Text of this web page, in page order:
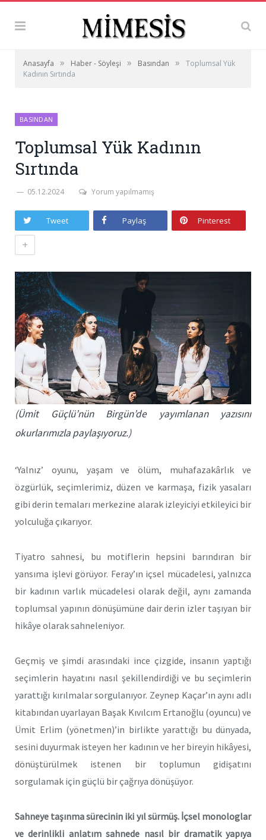
Anasayfa » Haber - Söyleşi » Basından »
Toplumsal Yük
Kadının Sırtında
BASINDAN
Toplumsal Yük Kadının
Sırtında
05.12.2024 Yorum yapılmamış
Tweet Paylaş Pinterest
+
(Ümit Güçlü’nün Birgün’de yayımlanan yazısını
okurlarımızla paylaşıyoruz.)
‘Yalnız’ oyunu, yaşam ve ölüm, muhafazakârlık ve
özgürlük, seçimlerimiz, düzen ve karmaşa, fizik yasaları
gibi derin temaları merkezine alarak izleyiciyi etkileyici bir
yolculuğa çıkarıyor.
Tiyatro sahnesi, bu motiflerin hepsini barındıran bir
yansıma işlevi görüyor. Feray’ın içsel mücadelesi, yalnızca
bir kadının varlık mücadelesi olarak değil, aynı zamanda
toplumsal yapının dönüşümüne dair derin izler taşıyan bir
hikâye olarak sahneleniyor.
Geçmiş ve şimdi arasındaki ince çizgide, insanın yaptığı
seçimlerin hayatını nasıl şekillendirdiği ve bu seçimlerin
yarattığı kırılmalar sorgulanıyor. Zeynep Kaçar’ın aynı adlı
kitabından uyarlayan Başak Kıvılcım Ertanoğlu (oyuncu) ve
Ümit Erlim (yönetmen)’in birlikte yarattığı bu dünyada,
sesini duyurmak isteyen her kadının ve her bireyin hikâyesi,
dönüştürülmek istenen bir toplumun gidişatını
sorgulamak için güçlü bir çağrıya dönüşüyor.
Sahneye taşınma sürecinin iki yıl sürmüş. İçsel monologlar
ve derinlikli anlatım sahnede nasıl bir dramatik yapıya